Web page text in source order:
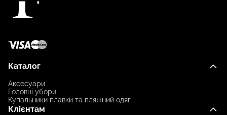
Каталог
Аксесуари
Головні убори
Купальники плавки та пляжний одяг
Клієнтам